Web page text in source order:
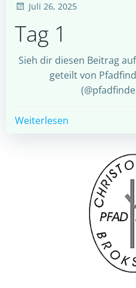
Juli 26, 2025
Tag 1
Sieh dir diesen Beitrag
geteilt von
Weiterlesen